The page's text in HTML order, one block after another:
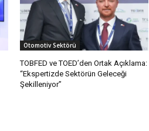
Otomotiv Sektörü
TOBFED ve TOED’den Ortak Açıklama:
“Ekspertizde Sektörün Geleceği
Şekilleniyor”